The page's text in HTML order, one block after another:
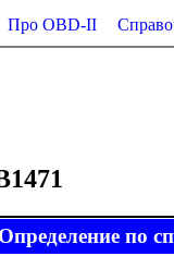
Про OBD-II
по